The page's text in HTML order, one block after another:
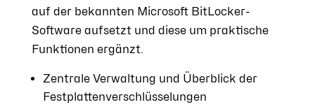
auf der bekannten Microsoft BitLocker-
Software aufsetzt und diese um praktische
Funktionen ergänzt.
Zentrale Verwaltung und Überblick der
Festplattenverschlüsselungen